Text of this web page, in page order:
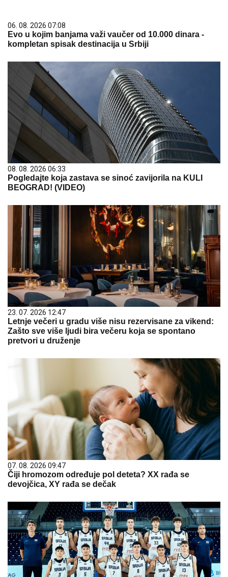
06. 08. 2026 07:08
Evo u kojim banjama važi vaučer od 10.000 dinara -
kompletan spisak destinacija u Srbiji
08. 08. 2026 06:33
Pogledajte koja zastava se sinoć zavijorila na KULI
BEOGRAD! (VIDEO)
23. 07. 2026 12:47
Letnje večeri u gradu više nisu rezervisane za vikend:
Zašto sve više ljudi bira večeru koja se spontano
pretvori u druženje
07. 08. 2026 09:47
Čiji hromozom određuje pol deteta? XX rađa se
devojčica, XY rađa se dečak